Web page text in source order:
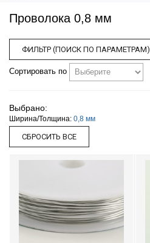
Проволока 0,8 мм
ФИЛЬТР (ПОИСК ПО ПАРАМЕТРАМ)
Сортировать по
Выбрано:
Ширина/Толщина: 0,8 мм